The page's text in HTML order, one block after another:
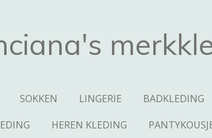
SOKKEN LINGERIE BADKLEDING
HEREN KLEDING